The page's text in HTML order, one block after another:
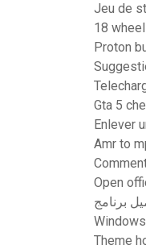
Jeu de
18
Proton
Gta 5
Enlever
Amr to
Open
Theme